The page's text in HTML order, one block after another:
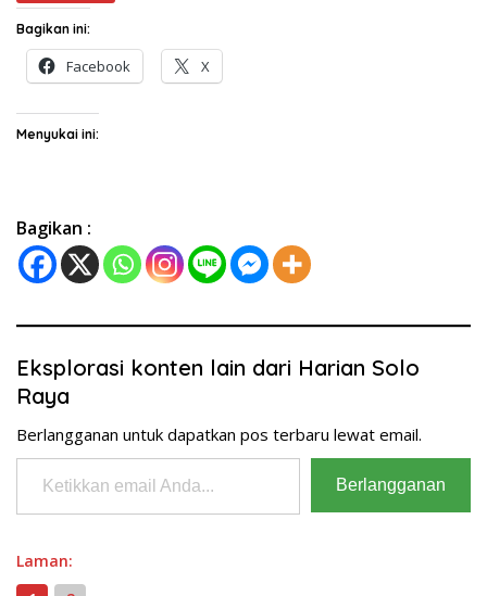
Bagikan ini:
Facebook X
Menyukai ini:
Bagikan :
Eksplorasi konten lain dari Harian Solo
Raya
Berlangganan untuk dapatkan pos terbaru lewat email.
Ketikkan email Anda...
Berlangganan
Laman: